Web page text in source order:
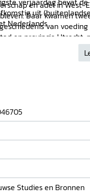
en adel in West-
Daar kwamen
van voeding
en provincie Utrecht,
middeleeuwse loop
zij onderzoek op deze
uit
Nederlands.
Studies en Bronnen